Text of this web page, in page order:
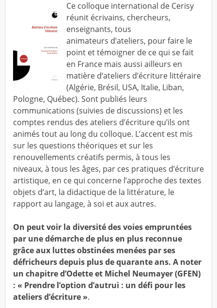
Ce colloque international de Cerisy
réunit écrivains, chercheurs,
enseignants, tous
animateurs d’ateliers, pour faire le
point et témoigner de ce qui se fait
en France mais aussi ailleurs en
matière d’ateliers d’écriture littéraire
(Algérie, Brésil, USA, Italie, Liban,
Pologne, Québec). Sont publiés leurs
communications (suivies de discussions) et les
comptes rendus des ateliers d’écriture qu’ils ont
animés tout au long du colloque. L’accent est mis
sur les questions théoriques et sur les
renouvellements créatifs permis, à tous les
niveaux, à tous les âges, par ces pratiques d’écriture
artistique, en ce qui concerne l’approche des textes
objets d’art, la didactique de la littérature, le
rapport au langage, à soi et aux autres.
On peut voir la diversité des voies empruntées
par une démarche de plus en plus reconnue
grâce aux luttes obstinées menées par ses
défricheurs depuis plus de quarante ans. A noter
un chapitre d’Odette et Michel Neumayer (GFEN)
: « Prendre l’option d’autrui : un défi pour les
ateliers d’écriture ».